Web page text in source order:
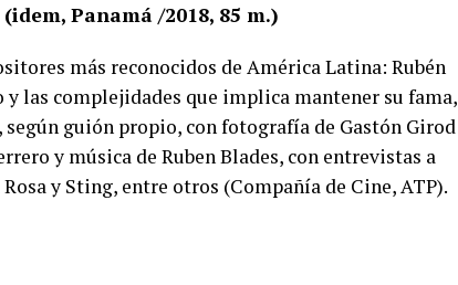
(idem, Panamá /2018, 85 m.)
más reconocidos de América Latina: Rubén
y las complejidades que implica mantener su fama,
guión propio, con fotografía de Gastón Girod
y música de Ruben Blades, con entrevistas a
y Sting, entre otros (Compañía de Cine, ATP).